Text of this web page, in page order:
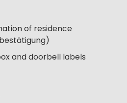
of residence
and doorbell labels